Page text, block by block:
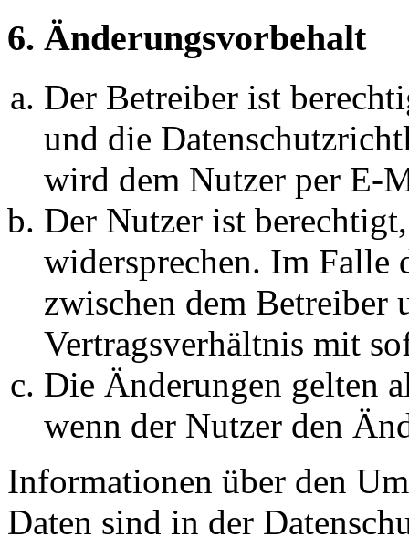
6. Änderungsvorbehalt
Der Betreiber ist
und die
wird dem Nutzer per E-
Der Nutzer ist
widersprechen. Im Falle
zwischen dem Betreiber
Vertragsverhältnis mit
Die Änderungen gelten
wenn der Nutzer den
Informationen über den
Daten sind in der